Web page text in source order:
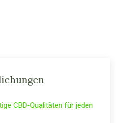
CBD-Qualitäten für jeden